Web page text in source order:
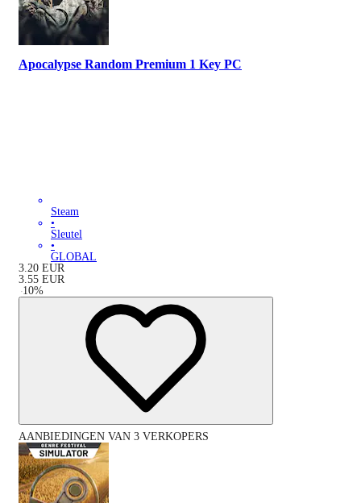
Apocalypse Random Premium 1 Key PC
Steam
•
Sleutel
•
GLOBAL
3.20 EUR
3.55 EUR
-10%
AANBIEDINGEN VAN 3 VERKOPERS